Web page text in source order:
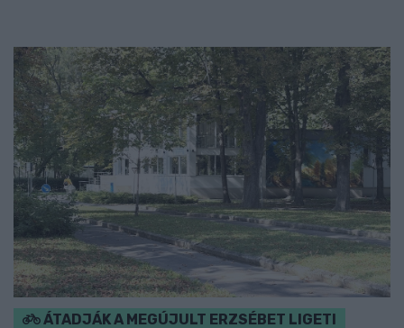
ÁTADJÁK A MEGÚJULT ERZSÉBET LIGETI